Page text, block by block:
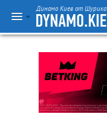
Динамо Киев от Шурика